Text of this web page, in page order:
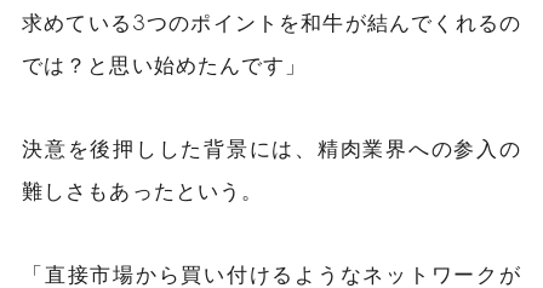
求めている3つのポイントを和牛が結んでくれるの
では？と思い始めたんです」
決意を後押しした背景には、精肉業界への参入の
難しさもあったという。
「直接市場から買い付けるようなネットワークが